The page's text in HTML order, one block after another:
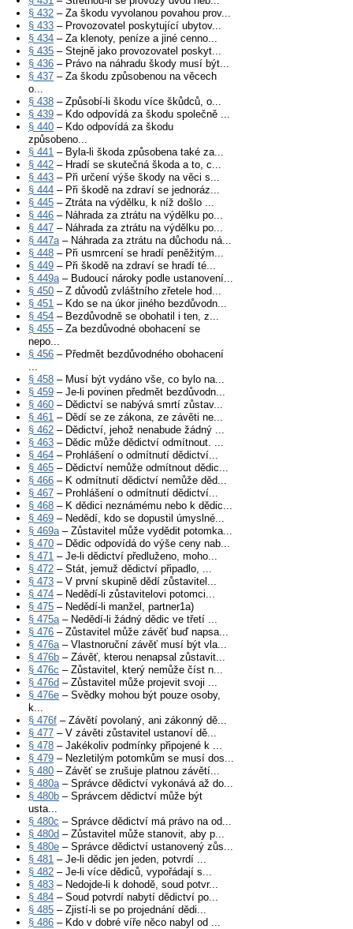
§ 432 – Za škodu vyvolanou povahou prov...
§ 433 – Provozovatel poskytující ubytov...
§ 434 – Za klenoty, peníze a jiné cenno...
§ 435 – Stejně jako provozovatel poskyt...
§ 436 – Právo na náhradu škody musí být...
§ 437 – Za škodu způsobenou na věcech
o...
§ 438 – Způsobí-li škodu více škůdců, o...
§ 439 – Kdo odpovídá za škodu společně ...
§ 440 – Kdo odpovídá za škodu
způsobeno...
§ 441 – Byla-li škoda způsobena také za...
§ 442 – Hradí se skutečná škoda a to, c...
§ 443 – Při určení výše škody na věci s...
§ 444 – Při škodě na zdraví se jednoráz...
§ 445 – Ztráta na výdělku, k níž došlo ...
§ 446 – Náhrada za ztrátu na výdělku po...
§ 447 – Náhrada za ztrátu na výdělku po...
§ 447a– Náhrada za ztrátu na důchodu ná...
§ 448 – Při usmrcení se hradí peněžitým...
§ 449 – Při škodě na zdraví se hradí té...
§ 449a– Budoucí nároky podle ustanovení...
§ 450 – Z důvodů zvláštního zřetele hod...
§ 451 – Kdo se na úkor jiného bezdůvodn...
§ 454 – Bezdůvodně se obohatil i ten, z...
§ 455 – Za bezdůvodné obohacení se
nepo...
§ 456 – Předmět bezdůvodného obohacení
...
§ 458 – Musí být vydáno vše, co bylo na...
§ 459 – Je-li povinen předmět bezdůvodn...
§ 460 – Dědictví se nabývá smrtí zůstav...
§ 461 – Dědí se ze zákona, ze závěti ne...
§ 462 – Dědictví, jehož nenabude žádný ...
§ 463 – Dědic může dědictví odmítnout. ...
§ 464 – Prohlášení o odmítnutí dědictví...
§ 465 – Dědictví nemůže odmítnout dědic...
§ 466 – K odmítnutí dědictví nemůže děd...
§ 467 – Prohlášení o odmítnutí dědictví...
§ 468 – K dědici neznámému nebo k dědic...
§ 469 – Nedědí, kdo se dopustil úmyslné...
§ 469a– Zůstavitel může vydědit potomka...
§ 470 – Dědic odpovídá do výše ceny nab...
§ 471 – Je-li dědictví předluženo, moho...
§ 472 – Stát, jemuž dědictví připadlo, ...
§ 473 – V první skupině dědí zůstavitel...
§ 474 – Nedědí-li zůstavitelovi potomci...
§ 475 – Nedědí-li manžel, partner1a)
§ 475a– Nedědí-li žádný dědic ve třetí ...
§ 476 – Zůstavitel může závěť buď napsa...
§ 476a– Vlastnoruční závěť musí být vla...
§ 476b – Závěť, kterou nenapsal zůstavit...
§ 476c – Zůstavitel, který nemůže číst n...
§ 476d – Zůstavitel může projevit svoji ...
§ 476e – Svědky mohou být pouze osoby,
k...
§ 476f – Závětí povolaný, ani zákonný dě...
§ 477 – V závěti zůstavitel ustanoví dě...
§ 478 – Jakékoliv podmínky připojené k ...
§ 479 – Nezletilým potomkům se musí dos...
§ 480 – Závěť se zrušuje platnou závětí...
§ 480a– Správce dědictví vykonává až do...
§ 480b – Správcem dědictví může být
usta...
§ 480c – Správce dědictví má právo na od...
§ 480d – Zůstavitel může stanovit, aby p...
§ 480e – Správce dědictví ustanovený zůs...
§ 481 – Je-li dědic jen jeden, potvrdí ...
§ 482 – Je-li více dědiců, vypořádají s...
§ 483 – Nedojde-li k dohodě, soud potvr...
§ 484 – Soud potvrdí nabytí dědictví po...
§ 485 – Zjistí-li se po projednání dědi...
§ 486 – Kdo v dobré víře něco nabyl od ...